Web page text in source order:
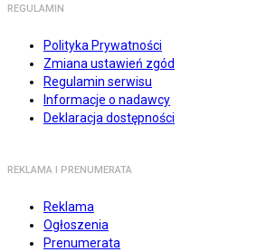
REGULAMIN
Polityka Prywatności
Zmiana ustawień zgód
Regulamin serwisu
Informacje o nadawcy
Deklaracja dostępności
REKLAMA I PRENUMERATA
Reklama
Ogłoszenia
Prenumerata